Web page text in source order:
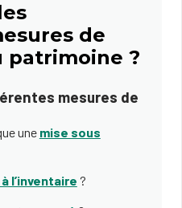
de
patrimoine ?
mesures de
une mise sous
l’inventaire ?